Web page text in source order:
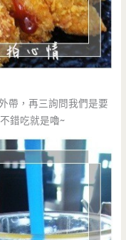
帶，再三詢問我們是要
錯吃就是嚕~